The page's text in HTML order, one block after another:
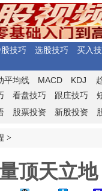
技巧 选股技巧
买入
平均线 MACD KDJ
看盘技巧 跟庄技巧
股票投资 新股投资
>
顶天立地